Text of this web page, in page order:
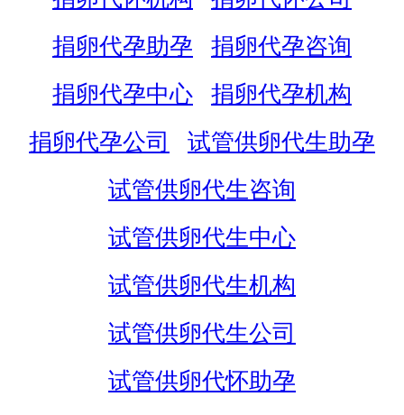
捐卵代孕助孕
捐卵代孕咨询
捐卵代孕中心
捐卵代孕机构
捐卵代孕公司
试管供卵代生助孕
试管供卵代生咨询
试管供卵代生中心
试管供卵代生机构
试管供卵代生公司
试管供卵代怀助孕